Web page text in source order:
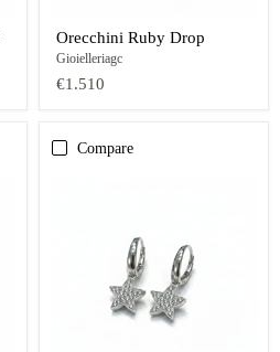
Orecchini Ruby Drop
Gioielleriagc
€1.510
Compare